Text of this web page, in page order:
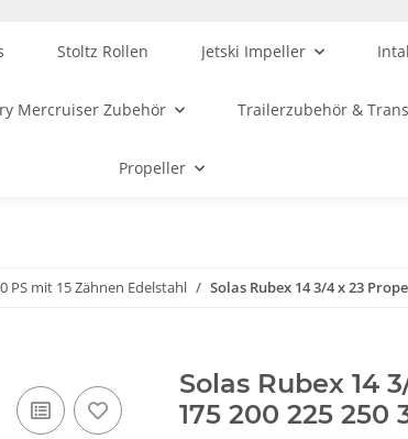
Stoltz Rollen Jetski Impeller
Mercruiser Zubehör Trailerzubehör &
Propeller
PS mit 15 Zähnen Edelstahl Solas Rubex 14 3/4 x 23
Solas Rubex 14
175 200 225 250